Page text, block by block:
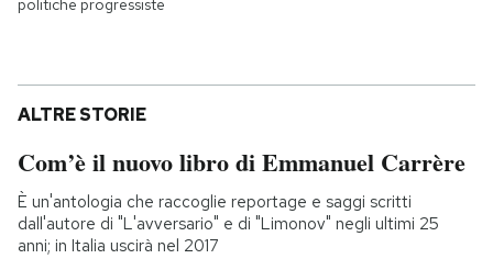
politiche progressiste
ALTRE STORIE
Com’è il nuovo libro di Emmanuel Carrère
È un'antologia che raccoglie reportage e saggi scritti
dall'autore di "L'avversario" e di "Limonov" negli ultimi 25
anni; in Italia uscirà nel 2017